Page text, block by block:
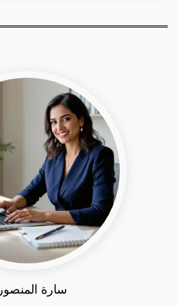
سارة